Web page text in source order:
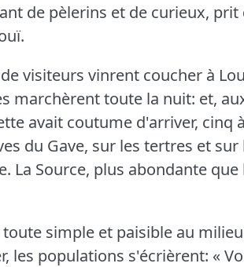
de pèlerins et de curieux,
visiteurs vinrent coucher à
marchèrent toute la nuit: et,
avait coutume d'arriver, cinq
du Gave, sur les tertres et
La Source, plus abondante
simple et paisible au
les populations s'écrièrent: «